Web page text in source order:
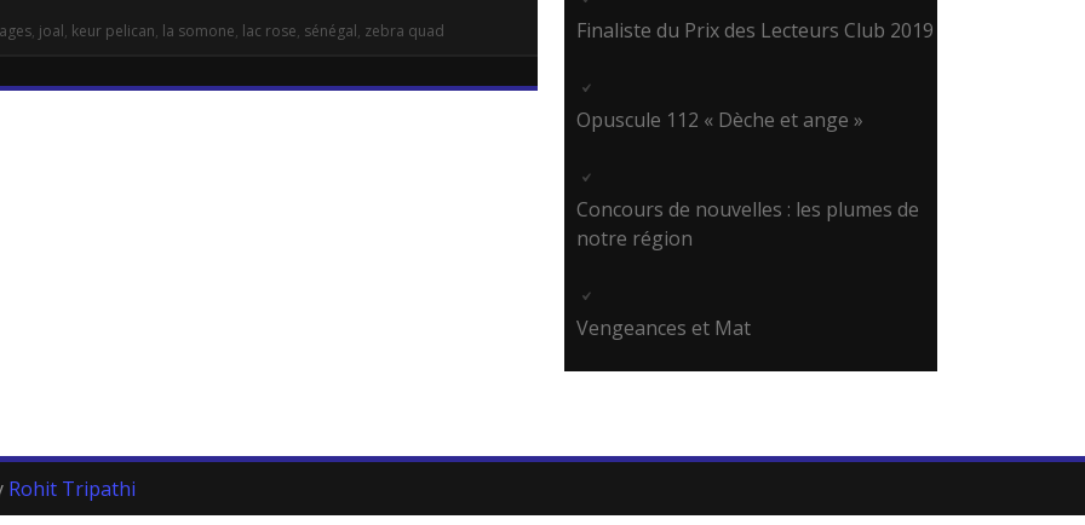
, joal, keur pelican, la somone, lac rose, sénégal, zebra quad Finaliste du Prix des Lecteurs Club 2019
Opuscule 112 « Dèche et ange »
Concours de nouvelles : les plumes de
notre région
Vengeances et Mat
Rohit Tripathi